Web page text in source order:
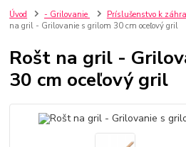
Úvod - Grilovanie Príslušenstvo k
na gril - Grilovanie s grilom 30 cm oceľový gril
Rošt na gril -
30 cm oceľový gril